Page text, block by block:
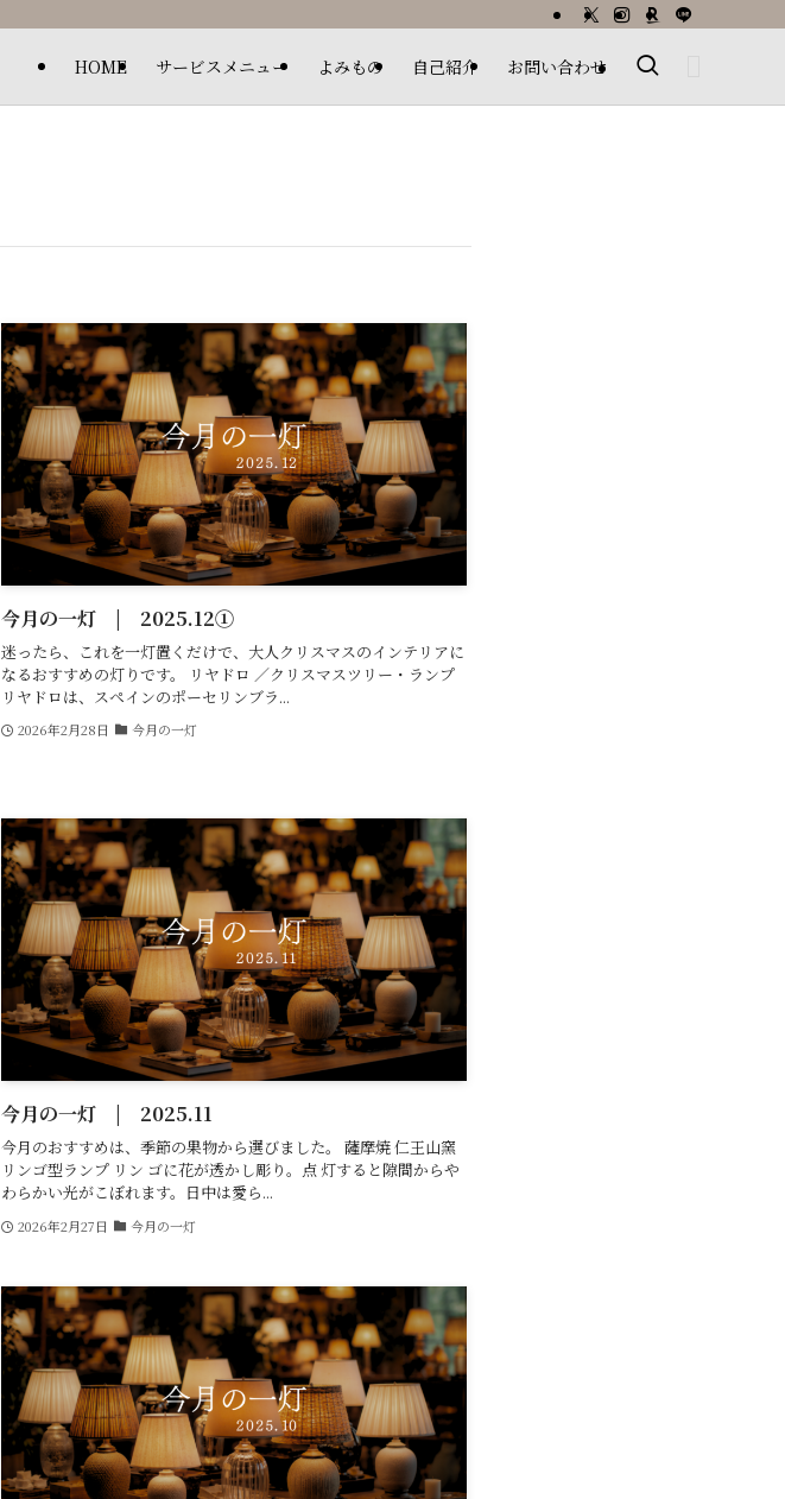
HOME サービスメニュー よみもの 自己紹介 お問い合わせ
今月の一灯 | 2025.12①
迷ったら、これを一灯置くだけで、大人クリスマスのインテリアに
なるおすすめの灯りです。 リヤドロ ／クリスマスツリー・ランプ
リヤドロは、スペインのポーセリンブラ...
2026年2月28日 今月の一灯
今月の一灯 | 2025.11
今月のおすすめは、季節の果物から選びました。 薩摩焼 仁王山窯
リンゴ型ランプ リン ゴに花が透かし彫り。点 灯すると隙間からや
わらかい光がこぼれます。日中は愛ら...
2026年2月27日 今月の一灯